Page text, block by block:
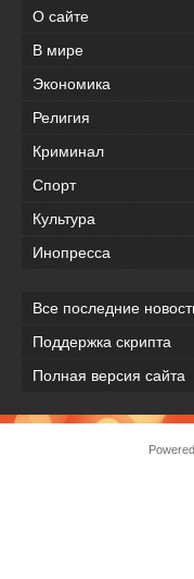
О сайте
В мире
Экономика
Религия
Криминал
Спорт
Культура
Инопресса
Все последние
Поддержка скрипта
Полная версия сайта